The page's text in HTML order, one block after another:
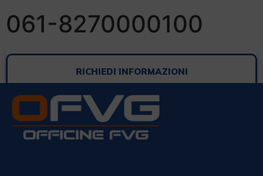
061-8270000100
RICHIEDI INFORMAZIONI